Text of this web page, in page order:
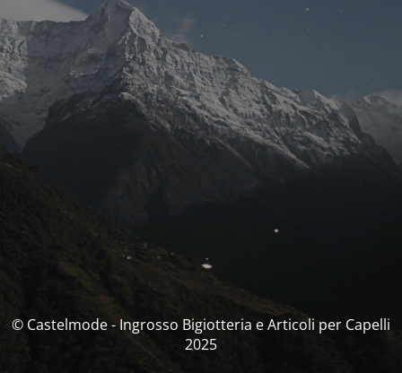
© Castelmode - Ingrosso Bigiotteria e Articoli per Capelli
2025